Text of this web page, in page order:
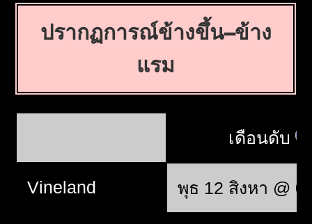
ปรากฏการณ์ข้างขึ้น–ข้าง
แรม
เดือนดับ
Vineland พุธ 12 สิงหา @